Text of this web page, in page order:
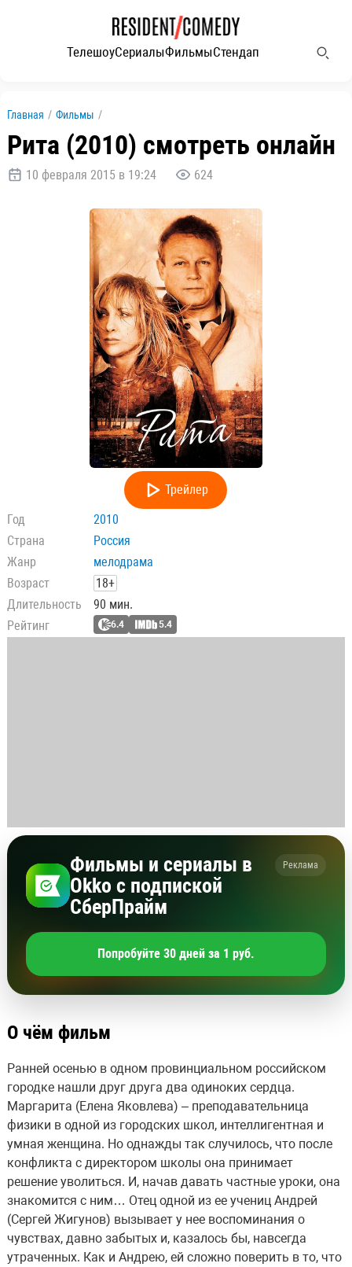
ТелешоуСериалыФильмыСтендап
Главная / Фильмы /
Рита (2010) смотреть онлайн
10 февраля 2015 в 19:24 624
Трейлер
Год
2010
Страна
Россия
Жанр
мелодрама
Возраст
18+
Длительность
90 мин.
Рейтинг
6.4 5.4
Фильмы и сериалы в
Okko с подпиской
СберПрайм
Реклама
Попробуйте 30 дней за 1 руб.
О чём фильм
Ранней осенью в одном провинциальном российском
городке нашли друг друга два одиноких сердца.
Маргарита (Елена Яковлева) – преподавательница
физики в одной из городских школ, интеллигентная и
умная женщина. Но однажды так случилось, что после
конфликта с директором школы она принимает
решение уволиться. И, начав давать частные уроки, она
знакомится с ним… Отец одной из ее учениц Андрей
(Сергей Жигунов) вызывает у нее воспоминания о
чувствах, давно забытых и, казалось бы, навсегда
утраченных. Как и Андрею, ей сложно поверить в то, что